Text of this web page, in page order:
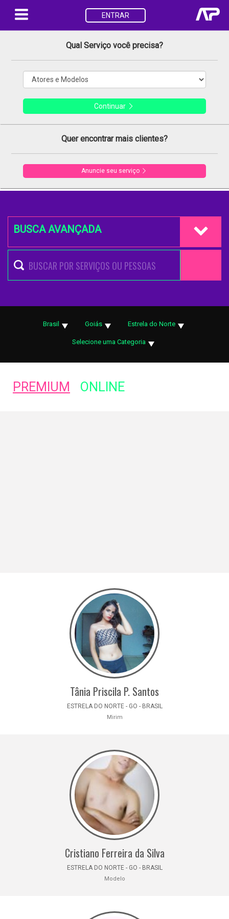
ENTRAR
Qual Serviço você precisa?
Continuar
Quer encontrar mais clientes?
Anuncie seu serviço
BUSCA AVANÇADA
Brasil Goiás Estrela do Norte
Selecione uma Categoria
PREMIUM ONLINE
Tânia Priscila P. Santos
ESTRELA DO NORTE - GO - BRASIL
Mirim
Cristiano Ferreira da Silva
ESTRELA DO NORTE - GO - BRASIL
Modelo